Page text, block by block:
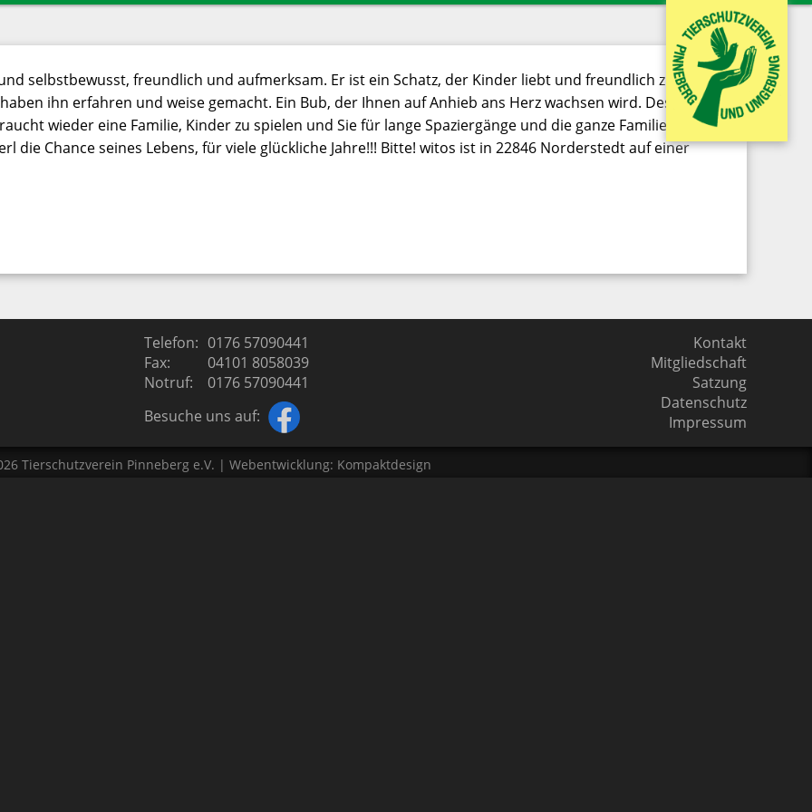
Spendenaufruf
Sponsoren
Kontakt
selbstbewusst, freundlich und aufmerksam. Er ist ein Schatz, der Kinder liebt und freundlich zu allen
ihn erfahren und weise gemacht. Ein Bub, der Ihnen auf Anhieb ans Herz wachsen wird. Deshalb
wieder eine Familie, Kinder zu spielen und Sie für lange Spaziergänge und die ganze Familie für jede
die Chance seines Lebens, für viele glückliche Jahre!!! Bitte! witos ist in 22846 Norderstedt auf einer
Telefon: 0176 57090441
Fax:
04101 8058039
Notruf:
0176 57090441
Besuche uns auf:
Kontakt
Mitgliedschaft
Satzung
Datenschutz
Impressum
Tierschutzverein Pinneberg e.V. | Webentwicklung: Kompaktdesign